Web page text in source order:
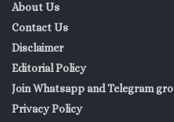
About Us
Contact Us
Disclaimer
Editorial Policy
Join Whatsapp and Telegram
Privacy Policy